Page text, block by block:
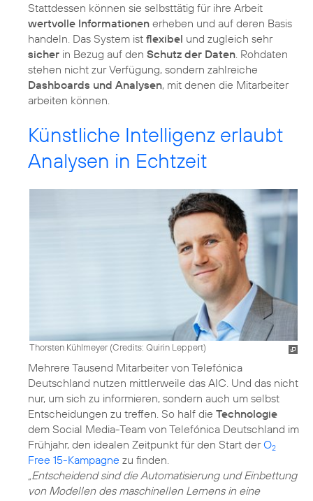
Stattdessen können sie selbsttätig für ihre Arbeit
wertvolle Informationen erheben und auf deren Basis
handeln. Das System ist flexibel und zugleich sehr
sicher in Bezug auf den Schutz der Daten. Rohdaten
stehen nicht zur Verfügung, sondern zahlreiche
Dashboards und Analysen, mit denen die Mitarbeiter
arbeiten können.
Künstliche Intelligenz erlaubt
Analysen in Echtzeit
Thorsten Kühlmeyer (Credits: Quirin Leppert)
Mehrere Tausend Mitarbeiter von Telefónica
Deutschland nutzen mittlerweile das AIC. Und das nicht
nur, um sich zu informieren, sondern auch um selbst
Entscheidungen zu treffen. So half die Technologie
dem Social Media-Team von Telefónica Deutschland im
Frühjahr, den idealen Zeitpunkt für den Start derO2
Free 15-Kampagne
„Entscheidend sind die Automatisierung und Einbettung
von Modellen des maschinellen Lernens in eine